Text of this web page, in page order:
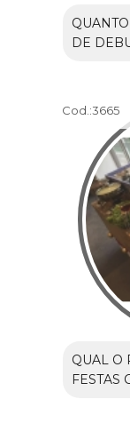
DE
Cod.:3665
QUAL O
FESTAS